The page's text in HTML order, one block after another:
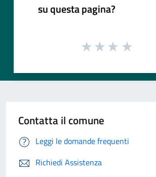
su questa pagina?
Contatta il comune
Leggi le domande frequenti
Richiedi Assistenza